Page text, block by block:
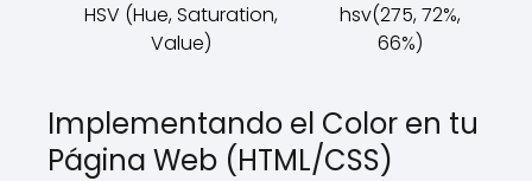
HSV (Hue, Saturation,
Value)
hsv(275, 72%,
66%)
Implementando el Color en tu
Página Web (HTML/CSS)